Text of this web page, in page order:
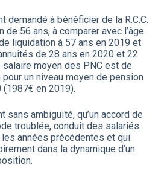
demandé à bénéficier de la R.C.C.
de 56 ans, à comparer avec l’âge
liquidation à 57 ans en 2019 et
de 28 ans en 2020 et 22
salaire moyen des PNC est de
un niveau moyen de pension
en 2019).
sans ambiguïté, qu’un accord de
troublée, conduit des salariés
années précédentes et qui
dans la dynamique d’un